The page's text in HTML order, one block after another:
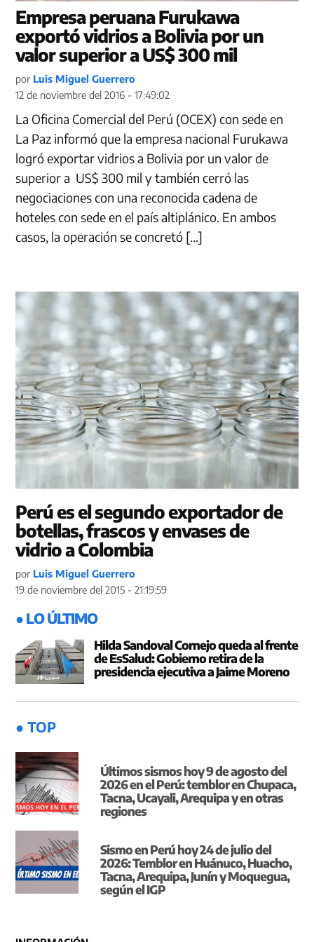
Empresa peruana Furukawa
exportó vidrios a Bolivia por un
valor superior a US$ 300 mil
por Luis Miguel Guerrero
12 de noviembre del 2016 - 17:49:02
La Oficina Comercial del Perú (OCEX) con sede en
La Paz informó que la empresa nacional Furukawa
logró exportar vidrios a Bolivia por un valor de
superior a US$ 300 mil y también cerró las
negociaciones con una reconocida cadena de
hoteles con sede en el país altiplánico. En ambos
casos, la operación se concretó […]
Perú es el segundo exportador de
botellas, frascos y envases de
vidrio a Colombia
por Luis Miguel Guerrero
19 de noviembre del 2015 - 21:19:59
● LO ÚLTIMO
Hilda Sandoval Cornejo queda al frente
de EsSalud: Gobierno retira de la
presidencia ejecutiva a Jaime Moreno
● TOP
Últimos sismos hoy 9 de agosto del
2026 en el Perú: temblor en Chupaca,
Tacna, Ucayali, Arequipa y en otras
regiones
Sismo en Perú hoy 24 de julio del
2026: Temblor en Huánuco, Huacho,
Tacna, Arequipa, Junín y Moquegua,
según el IGP